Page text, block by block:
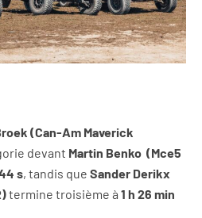
(Can-Am Maverick
devant Martin Benko (Mce5
s, tandis que Sander Derikx
termine troisième à 1 h 26 min